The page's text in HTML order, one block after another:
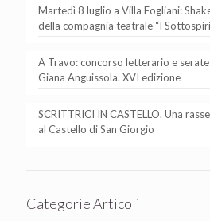
Martedì 8 luglio a Villa Fogliani:
della compagnia teatrale “I
A Travo: concorso letterario e
Giana Anguissola. XVI edizione
SCRITTRICI IN CASTELLO. Una
al Castello di San Giorgio
Categorie Articoli